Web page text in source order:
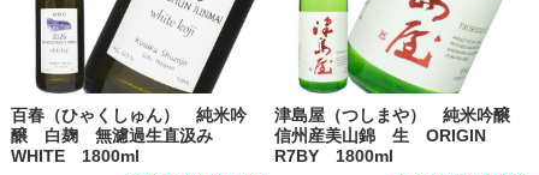
百春（ひゃくしゅん） 純米吟
醸 白麹 無濾過生直汲み
WHITE 1800ml
津島屋（つしまや） 純米吟醸
信州産美山錦 生 ORIGIN
R7BY 1800ml